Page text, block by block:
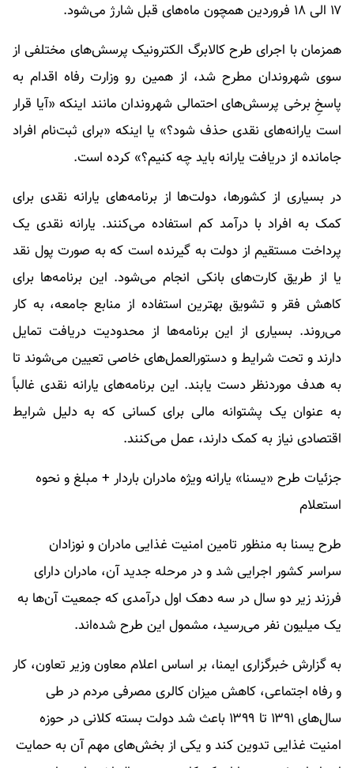
۱۷ الی ۱۸ فروردین همچون ماه‌های قبل شارژ می‌شود.
همزمان با اجرای طرح کالابرگ الکترونیک پرسش‌های مختلفی از
سوی شهروندان مطرح شد، از همین رو وزارت رفاه اقدام به
پاسخِ برخی پرسش‌های احتمالی شهروندان مانند اینکه «آیا قرار
است یارانه‌های نقدی حذف شود؟» یا اینکه «برای ثبت‌نام افراد
جامانده از دریافت یارانه باید چه کنیم؟» کرده است.
در بسیاری از کشورها، دولت‌ها از برنامه‌های یارانه نقدی برای
کمک به افراد با درآمد کم استفاده می‌کنند. یارانه نقدی یک
پرداخت مستقیم از دولت به گیرنده است که به صورت پول نقد
یا از طریق کارت‌های بانکی انجام می‌شود. این برنامه‌ها برای
کاهش فقر و تشویق بهترین استفاده از منابع جامعه، به کار
می‌روند. بسیاری از این برنامه‌ها از محدودیت دریافت تمایل
دارند و تحت شرایط و دستورالعمل‌های خاصی تعیین می‌شوند تا
به هدف موردنظر دست یابند. این برنامه‌های یارانه نقدی غالباً
به عنوان یک پشتوانه مالی برای کسانی که به دلیل شرایط
اقتصادی نیاز به کمک دارند، عمل می‌کنند.
جزئیات طرح «یسنا» یارانه ویژه مادران باردار + مبلغ و نحوه
استعلام
طرح یسنا به منظور تامین امنیت غذایی مادران و نوزادان
سراسر کشور اجرایی شد و در مرحله جدید آن، مادران دارای
فرزند زیر دو سال در سه دهک اول درآمدی که جمعیت آن‌ها به
یک میلیون نفر می‌رسید، مشمول این طرح شده‌اند.
به گزارش خبرگزاری ایمنا، بر اساس اعلام معاون وزیر تعاون، کار
و رفاه اجتماعی، کاهش میزان کالری مصرفی مردم در طی
سال‌های ۱۳۹۱ تا ۱۳۹۹ باعث شد دولت بسته کلانی در حوزه
امنیت غذایی تدوین کند و یکی از بخش‌های مهم آن به حمایت